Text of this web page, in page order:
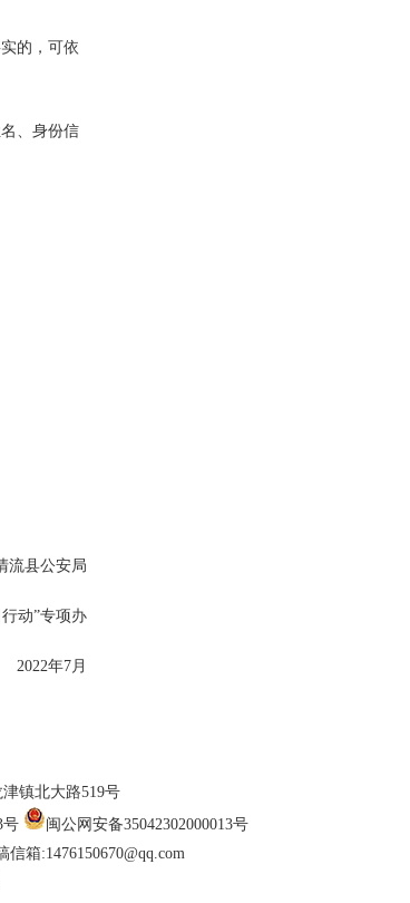
的，可依
、身份信
流县公安局
动”专项办
2022年7月
镇北大路519号
号
闽公网安备35042302000013号
箱:1476150670@qq.com